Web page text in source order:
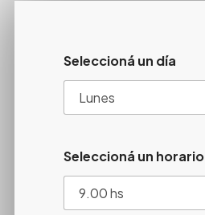
Seleccioná un día
Seleccioná un horario